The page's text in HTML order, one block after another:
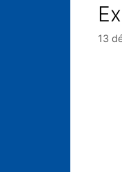
13